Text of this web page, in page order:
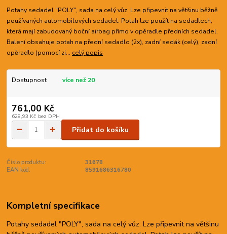
Potahy sedadel "POLY", sada na celý vůz. Lze připevnit na většinu běžně
používaných automobilových sedadel. Potah lze použít na sedadlech,
která mají zabudovaný boční airbag přímo v opěradle předních sedadel.
Balení obsahuje potah na přední sedadlo (2x), zadní sedák (celý), zadní
opěradlo (pomocí zi... celý popis
Dostupnost více než 20
761,00 Kč
628,93 Kč bez DPH
Přidat do košíku
Číslo produktu:
31678
EAN kód:
8591686316780
Kompletní specifikace
Potahy sedadel "POLY", sada na celý vůz. Lze připevnit na většinu